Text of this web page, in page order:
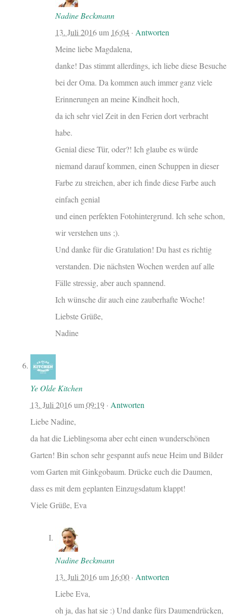
Nadine Beckmann
13. Juli 2016um 16:04 · Antworten
Meine liebe Magdalena,
danke! Das stimmt allerdings, ich liebe diese Besuche
bei der Oma. Da kommen auch immer ganz viele
Erinnerungen an meine Kindheit hoch,
da ich sehr viel Zeit in den Ferien dort verbracht
habe.
Genial diese Tür, oder?! Ich glaube es würde
niemand darauf kommen, einen Schuppen in dieser
Farbe zu streichen, aber ich finde diese Farbe auch
einfach genial
und einen perfekten Fotohintergrund. Ich sehe schon,
wir verstehen uns ;).
Und danke für die Gratulation! Du hast es richtig
verstanden. Die nächsten Wochen werden auf alle
Fälle stressig, aber auch spannend.
Ich wünsche dir auch eine zauberhafte Woche!
Liebste Grüße,
Nadine
Ye Olde Kitchen
13. Juli 2016um09:19· Antworten
Liebe Nadine,
da hat die Lieblingsoma aber echt einen wunderschönen
Garten! Bin schon sehr gespannt aufs neue Heim und Bilder
vom Garten mit Ginkgobaum. Drücke euch die Daumen,
dass es mit dem geplanten Einzugsdatum klappt!
Viele Grüße, Eva
Nadine Beckmann
13. Juli 2016um 16:00 · Antworten
Liebe Eva,
oh ja, das hat sie :) Und danke fürs Daumendrücken,